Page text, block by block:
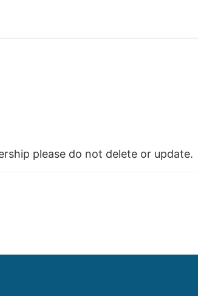
please do not delete or update.